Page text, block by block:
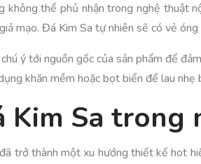
thể phủ nhận trong nghệ thuật
mạo. Đá Kim Sa tự nhiên sẽ có vẻ
ý tới nguồn gốc của sản phẩm để
khăn mềm hoặc bọt biển để lau
Kim Sa trong
trở thành một xu hướng thiết kế hot